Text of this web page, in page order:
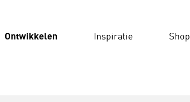
Ontwikkelen Inspiratie Shop